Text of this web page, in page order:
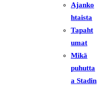
Ajanko
htaista
Tapaht
umat
Mikä
puhutta
a Stadin